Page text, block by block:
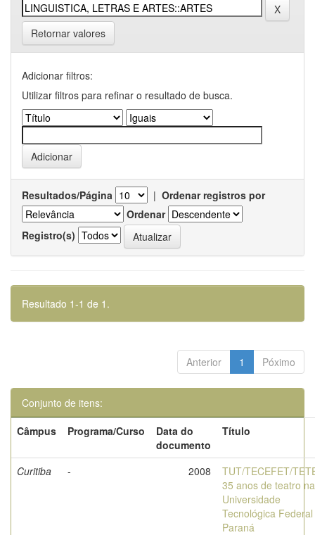
Retornar valores
Adicionar filtros:
Utilizar filtros para refinar o resultado de busca.
Resultados/Página | Ordenar registros por
Ordenar
Registro(s)
Resultado 1-1 de 1.
Anterior 1 Póximo
Conjunto de itens:
Câmpus
Programa/Curso
Data do
documento
Título
Curitiba - 2008
TUT/TECEFET/
35 anos de teatro na
Universidade
Tecnológica
Paraná